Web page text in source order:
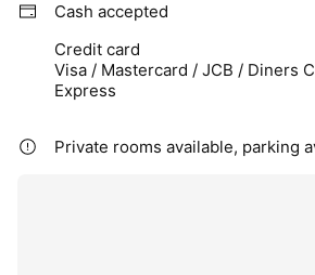
Cash accepted
Credit card
Visa / Mastercard / JCB / Diners
Express
Private rooms available, parking